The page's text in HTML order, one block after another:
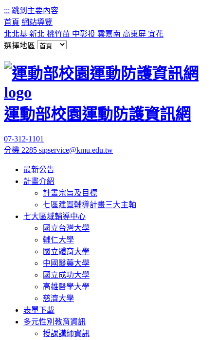
::: 跳到主要內容
首頁 網站導覽
北北基 新北 桃竹苗 中彰投 雲嘉南 高東屏 宜花
選擇地區
運動部校園運動防護資訊網
07-312-1101
分機 2285 sipservice@kmu.edu.tw
最新公告
計畫介紹
計畫宗旨及目標
七區建置輔導計畫三大主軸
七大區域輔導中心
國立台灣大學
輔仁大學
國立體育大學
中國醫藥大學
國立成功大學
高雄醫學大學
慈濟大學
表單下載
多元性別教育資訊
授課講師資訊